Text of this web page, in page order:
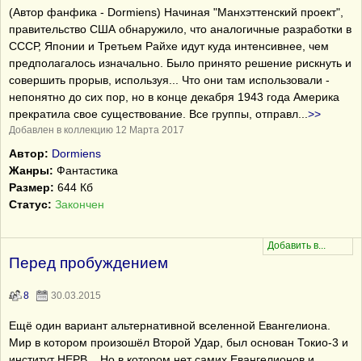
(Автор фанфика - Dormiens) Начиная "Манхэттенский проект",
правительство США обнаружило, что аналогичные разработки в
СССР, Японии и Третьем Райхе идут куда интенсивнее, чем
предполагалось изначально. Было принято решение рискнуть и
совершить прорыв, используя... Что они там использовали -
непонятно до сих пор, но в конце декабря 1943 года Америка
прекратила свое существование. Все группы, отправл
>>
Добавлен в коллекцию 12 Марта 2017
Автор: Dormiens
Жанры: Фантастика
Размер: 644 Кб
Статус: Закончен
Перед пробуждением
8 30.03.2015
Ещё один вариант альтернативной вселенной Евангелиона.
Мир в котором произошёл Второй Удар, был основан Токио-3 и